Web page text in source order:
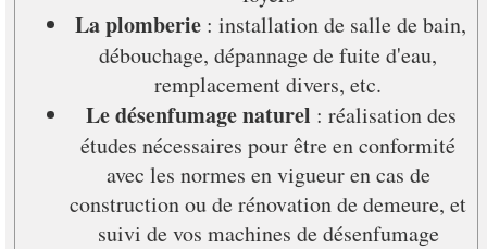
La plomberie : installation de salle de bain,
débouchage, dépannage de fuite d'eau,
remplacement divers, etc.
Le désenfumage naturel : réalisation des
études nécessaires pour être en conformité
avec les normes en vigueur en cas de
construction ou de rénovation de demeure, et
suivi de vos machines de désenfumage